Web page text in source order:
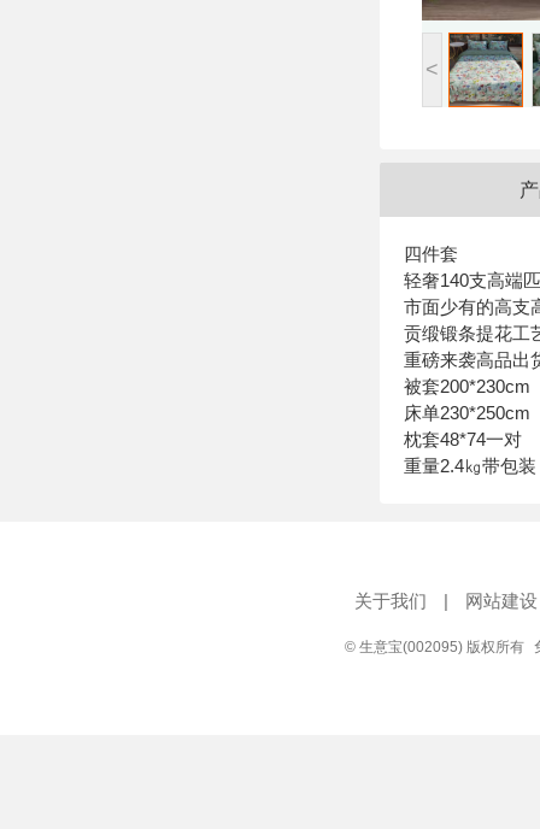
<
四件套
轻奢140支高端
市面少有的高支
贡缎锻条提花工
重磅来袭高品出
被套200*230cm
床单230*250cm
枕套48*74一对
重量2.4㎏带包装
关于我们 | 网站建设
© 生意宝(002095) 版权所有